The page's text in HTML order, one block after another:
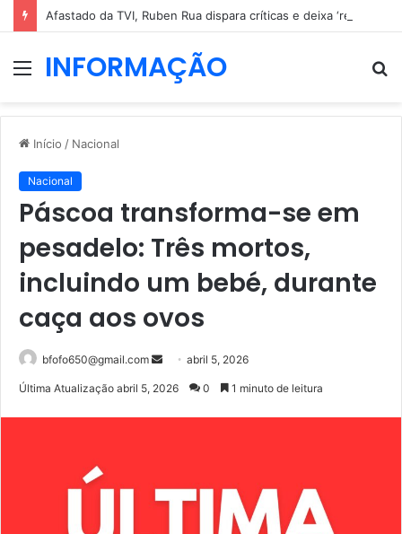
MenuINFORMAÇÃO
Início / Nacional
Nacional
Páscoa transforma-se em
pesadelo: Três mortos,
incluindo um bebé, durante
caça aos ovos
bfofo650@gmail.com
Mandeabril 5, 2026
Última Atualização abril 5, 2026 0 1 minuto de leitura